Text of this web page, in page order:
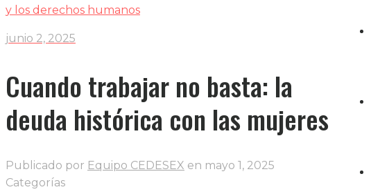
y los derechos humanos
junio 2, 2025
Cuando trabajar no basta: la
deuda histórica con las mujeres
Publicado por Equipo CEDESEX en mayo 1, 2025
Categorías